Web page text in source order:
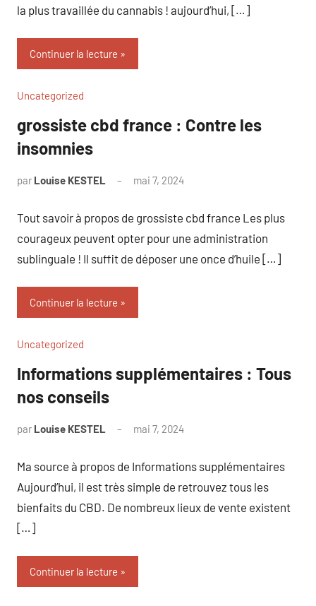
la plus travaillée du cannabis ! aujourd’hui, […]
Continuer la lecture
Uncategorized
grossiste cbd france : Contre les
insomnies
par Louise KESTEL mai 7, 2024
Tout savoir à propos de grossiste cbd france Les plus
courageux peuvent opter pour une administration
sublinguale ! Il suffit de déposer une once d’huile […]
Continuer la lecture
Uncategorized
Informations supplémentaires : Tous
nos conseils
par Louise KESTEL mai 7, 2024
Ma source à propos de Informations supplémentaires
Aujourd’hui, il est très simple de retrouvez tous les
bienfaits du CBD. De nombreux lieux de vente existent
[…]
Continuer la lecture